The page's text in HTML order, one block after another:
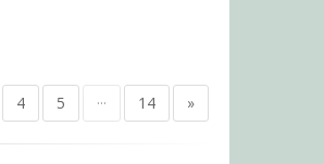
4 5 ··· 14 »